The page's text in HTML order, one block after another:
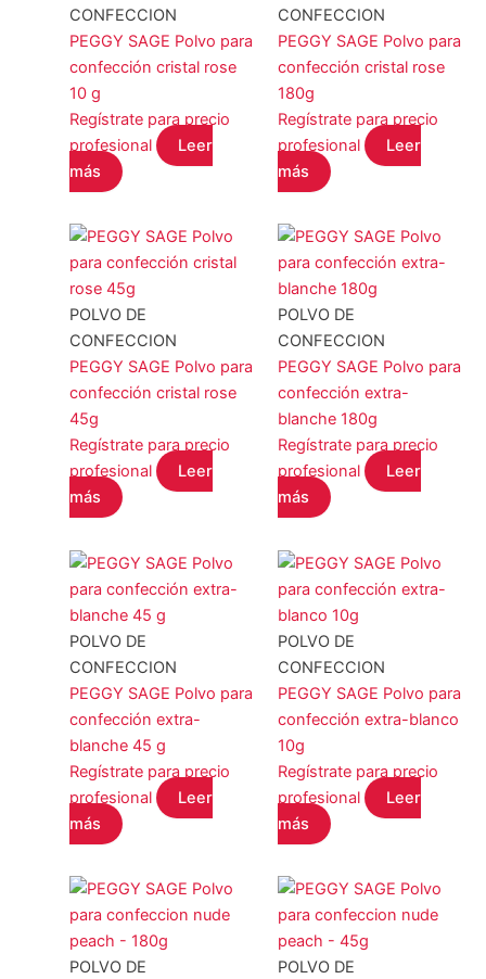
CONFECCION
PEGGY SAGE Polvo para
confección cristal rose
10 g
Regístrate para precio
profesional
Leer
más
CONFECCION
PEGGY SAGE Polvo para
confección cristal rose
180g
Regístrate para precio
profesional
Leer
más
POLVO DE
CONFECCION
PEGGY SAGE Polvo para
confección cristal rose
45g
Regístrate para precio
profesional
Leer
más
POLVO DE
CONFECCION
PEGGY SAGE Polvo para
confección extra-
blanche 180g
Regístrate para precio
profesional
Leer
más
POLVO DE
CONFECCION
PEGGY SAGE Polvo para
confección extra-
blanche 45 g
Regístrate para precio
profesional
Leer
más
POLVO DE
CONFECCION
PEGGY SAGE Polvo para
confección extra-blanco
10g
Regístrate para precio
profesional
Leer
más
POLVO DE
POLVO DE